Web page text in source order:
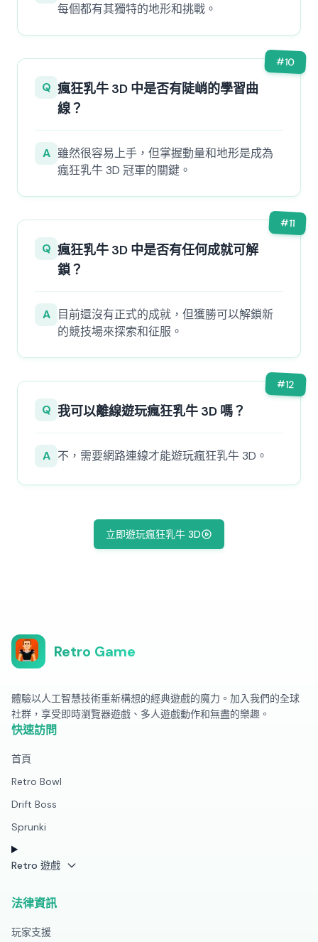
每個都有其獨特的地形和挑戰。
#10
Q 瘋狂乳牛 3D 中是否有陡峭的學習曲
線？
A 雖然很容易上手，但掌握動量和地形是成為
瘋狂乳牛 3D 冠軍的關鍵。
#11
Q 瘋狂乳牛 3D 中是否有任何成就可解
鎖？
A
目前還沒有正式的成就，但獲勝可以解鎖新
的競技場來探索和征服。
#12
Q 我可以離線遊玩瘋狂乳牛 3D 嗎？
A 不，需要網路連線才能遊玩瘋狂乳牛 3D。
立即遊玩瘋狂乳牛 3D
Retro Game
體驗以人工智慧技術重新構想的經典遊戲的魔力。加入我們的全球
社群，享受即時瀏覽器遊戲、多人遊戲動作和無盡的樂趣。
快速訪問
首頁
Retro Bowl
Drift Boss
Sprunki
Retro 遊戲
法律資訊
玩家支援